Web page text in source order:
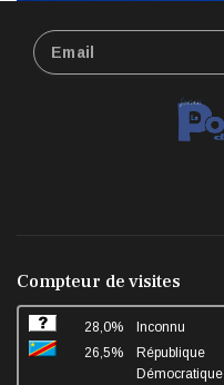
Compteur de visites
28,0%
Inconnu
26,5%
République
Démocratique